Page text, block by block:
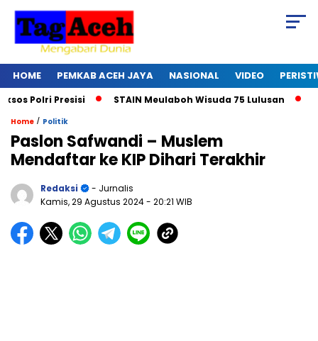
HOME PEMKAB ACEH JAYA NASIONAL VIDEO
Polri Presisi STAIN Meulaboh Wisuda 75 Lulusan Ikut
Home / Politik
Paslon Safwandi – Muslem
Mendaftar ke KIP Dihari Terakhir
Redaksi
- Jurnalis
Kamis, 29 Agustus 2024- 20:21 WIB